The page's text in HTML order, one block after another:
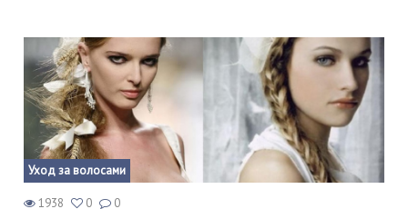
Уход за волосами
1938 0 0